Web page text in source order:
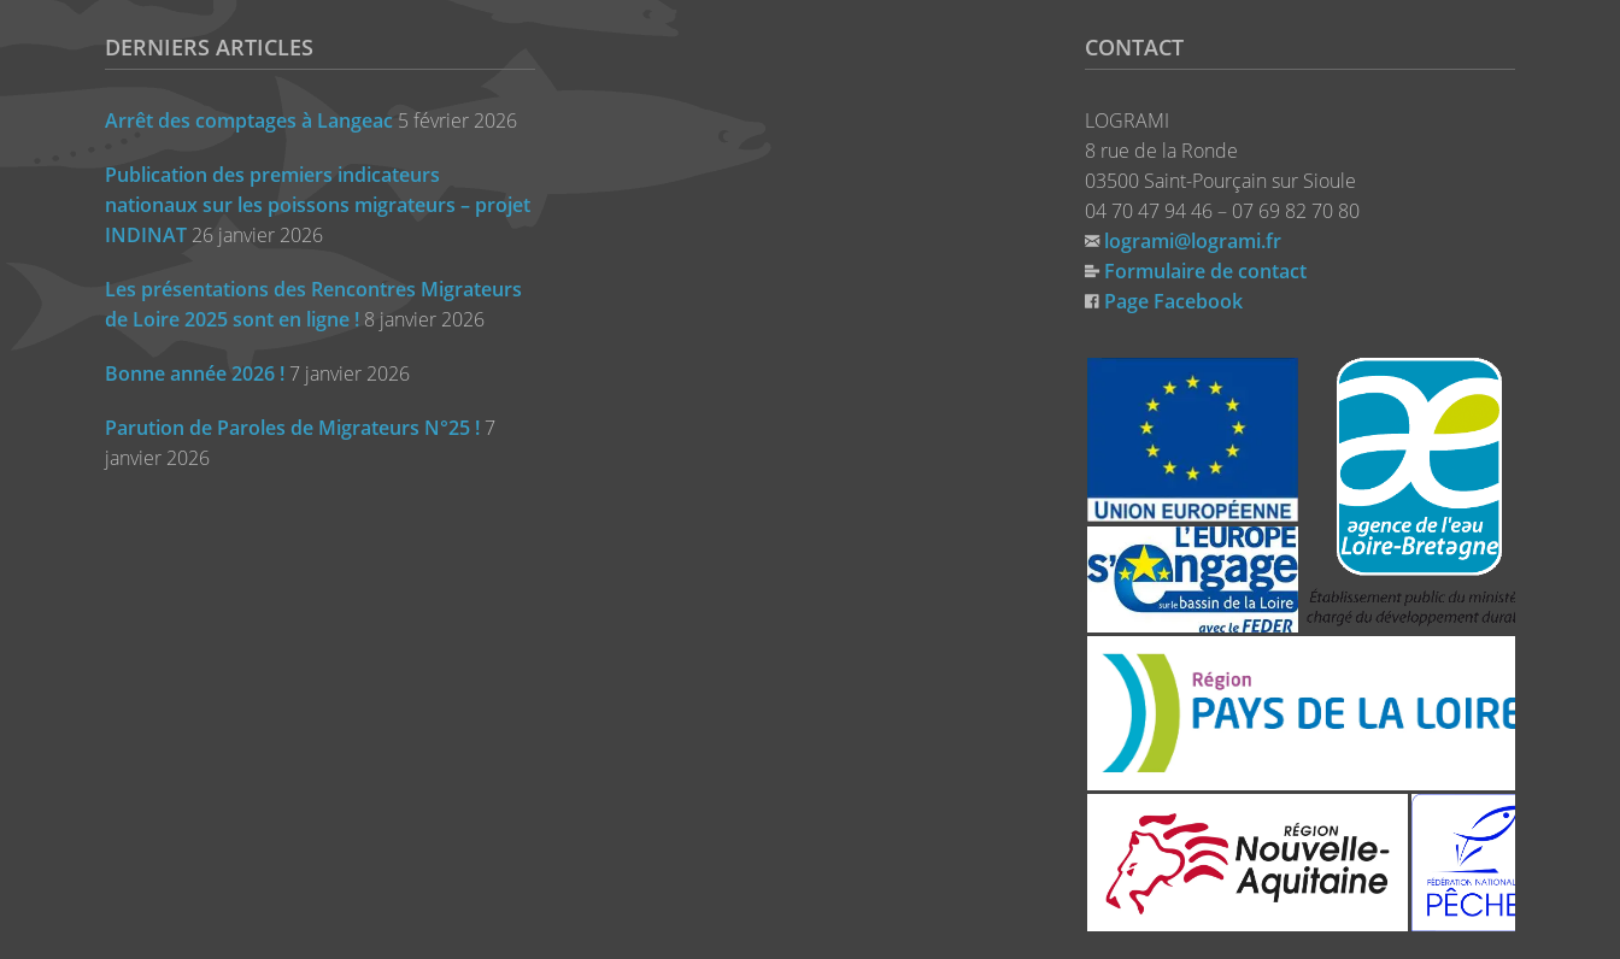
DERNIERS ARTICLES
Arrêt des comptages à Langeac 5 février 2026
Publication des premiers indicateurs
nationaux sur les poissons migrateurs – projet
INDINAT 26 janvier 2026
Les présentations des Rencontres Migrateurs
de Loire 2025 sont en ligne ! 8 janvier 2026
Bonne année 2026 ! 7 janvier 2026
Parution de Paroles de Migrateurs N°25 ! 7
janvier 2026
CONTACT
LOGRAMI
8 rue de la Ronde
03500 Saint-Pourçain sur Sioule
04 70 47 94 46 – 07 69 82 70 80
logrami@logrami.fr
Formulaire de contact
Page Facebook